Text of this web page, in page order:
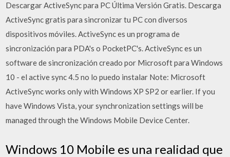
Descargar ActiveSync para PC Última Versión Gratis. Descarga
ActiveSync gratis para sincronizar tu PC con diversos
dispositivos móviles. ActiveSync es un programa de
sincronización para PDA's o PocketPC's. ActiveSync es un
software de sincronización creado por Microsoft para Windows
10 - el active sync 4.5 no lo puedo instalar Note: Microsoft
ActiveSync works only with Windows XP SP2 or earlier. If you
have Windows Vista, your synchronization settings will be
managed through the Windows Mobile Device Center.
Windows 10 Mobile es una realidad que